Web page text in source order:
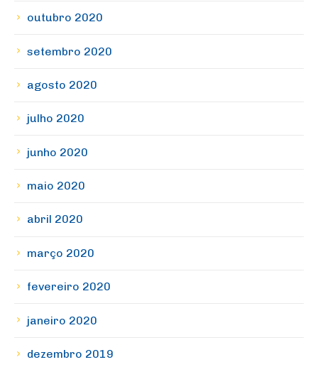
outubro 2020
setembro 2020
agosto 2020
julho 2020
junho 2020
maio 2020
abril 2020
março 2020
fevereiro 2020
janeiro 2020
dezembro 2019